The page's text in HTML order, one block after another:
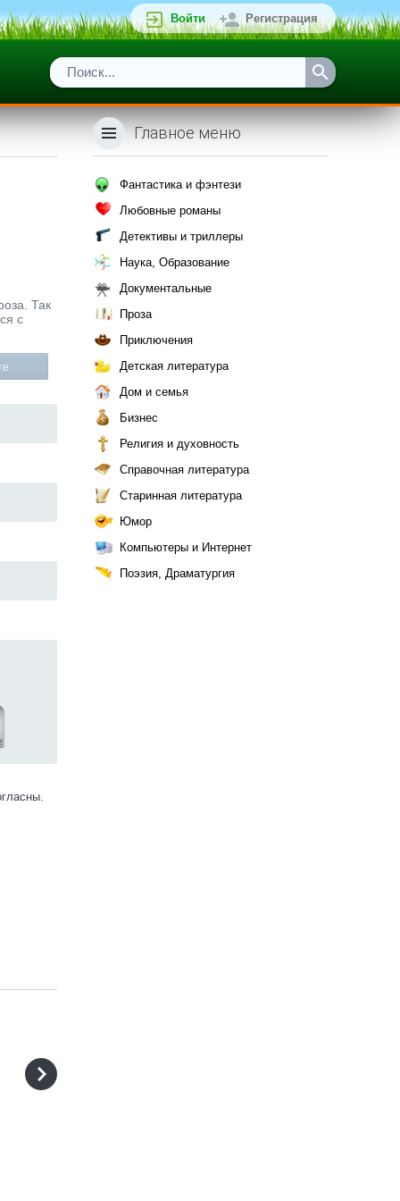
Войти Регистрация
Так
с
Главное меню
Фантастика и фэнтези
Любовные романы
Детективы и триллеры
Наука, Образование
Документальные
Проза
Приключения
Детская литература
Дом и семья
Бизнес
Религия и духовность
Справочная литература
Старинная литература
Юмор
Компьютеры и Интернет
Поэзия, Драматургия